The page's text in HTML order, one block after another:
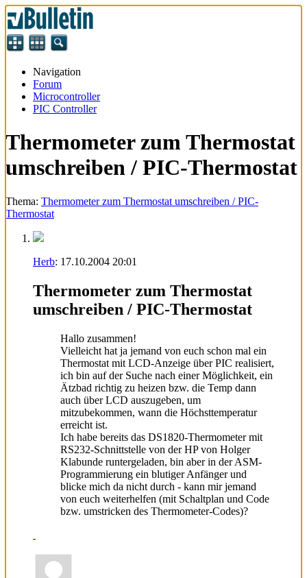
Navigation
Forum
Microcontroller
PIC Controller
Thermometer zum Thermostat
umschreiben / PIC-Thermostat
Thema: Thermometer zum Thermostat umschreiben / PIC-
Thermostat
Herb: 17.10.2004 20:01
Thermometer zum Thermostat
umschreiben / PIC-Thermostat
Hallo zusammen!
Vielleicht hat ja jemand von euch schon mal ein
Thermostat mit LCD-Anzeige über PIC realisiert,
ich bin auf der Suche nach einer Möglichkeit, ein
Ätzbad richtig zu heizen bzw. die Temp dann
auch über LCD auszugeben, um
mitzubekommen, wann die Höchsttemperatur
erreicht ist.
Ich habe bereits das DS1820-Thermometer mit
RS232-Schnittstelle von der HP von Holger
Klabunde runtergeladen, bin aber in der ASM-
Programmierung ein blutiger Anfänger und
blicke mich da nicht durch - kann mir jemand
von euch weiterhelfen (mit Schaltplan und Code
bzw. umstricken des Thermometer-Codes)?